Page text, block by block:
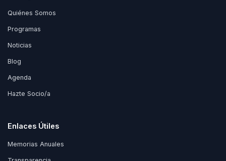
Quiénes Somos
Programas
Noticias
Blog
Agenda
Hazte Socio/a
Enlaces Útiles
Memorias Anuales